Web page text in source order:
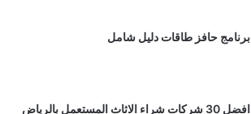
برنامج حافز طاقات دليل شامل
افضل 30 شركات شراء الاثاث المستعمل بالرياض